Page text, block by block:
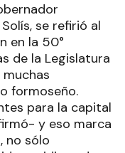
se refirió al
en la 50°
de la Legislatura
formoseño.
para la capital
y eso marca
no sólo